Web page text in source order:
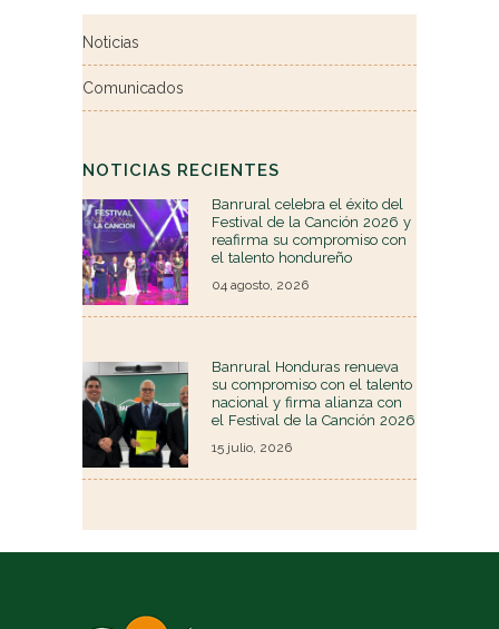
Noticias
Comunicados
NOTICIAS RECIENTES
Banrural celebra el éxito del
Festival de la Canción 2026 y
reafirma su compromiso con
el talento hondureño
04 agosto, 2026
Banrural Honduras renueva
su compromiso con el talento
nacional y firma alianza con
el Festival de la Canción 2026
15 julio, 2026